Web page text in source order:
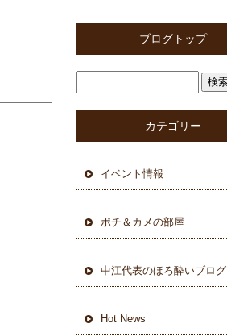
ブログトップ
カテゴリー
イベント情報
ポチ＆カメの部屋
中江代表のほろ酔いブログ
Hot News